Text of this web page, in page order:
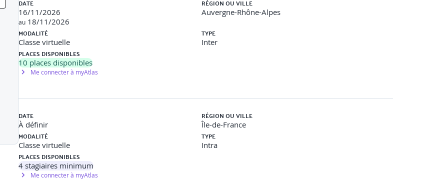
PV résidentiel et d’un projet tertiaire.
et optimisation technique/économique.
et pédagogique.
d’urbanisme, demandes de raccordement, contrats d’achat.
et financier, choix des acteurs.
et correction.
DATE
16/11/2026
au 18/11/2026
RÉGION OU VILLE
Auvergne-Rhône-Alpes
MODALITÉ
Classe virtuelle
TYPE
Inter
PLACES DISPONIBLES
10 places disponibles
Me connecter à myAtlas
DATE
À définir
RÉGION OU VILLE
Île-de-France
MODALITÉ
Classe virtuelle
TYPE
Intra
PLACES DISPONIBLES
4stagiaires minimum
Me connecter à myAtlas